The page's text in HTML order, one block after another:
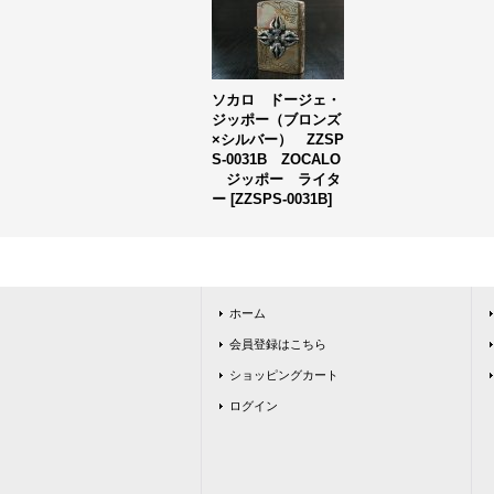
ソカロ ドージェ・
ジッポー（ブロンズ
×シルバー） ZZSP
S-0031B ZOCALO
ジッポー ライタ
ー [ZZSPS-0031B]
ホーム
会員登録はこちら
ショッピングカート
ログイン